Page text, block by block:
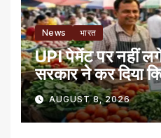
News भारत
UPI पेमेंट पर नहीं
सरकार ने कर दिया
AUGUST 8, 2026